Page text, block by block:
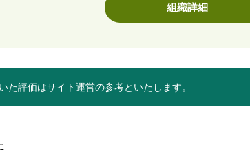
組織詳細
た評価はサイト運営の参考といたします。